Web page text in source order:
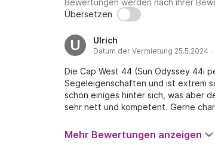
Bewertungen werden nach ihrer
Übersetzen
U Ulrich
Datum der Vermietung 25.5.2024
Die Cap West 44 (Sun Odyssey 44i
Segeleigenschaften und ist extrem
schon einiges hinter sich, was aber
sehr nett und kompetent. Gerne
Mehr Bewertungen anzeigen